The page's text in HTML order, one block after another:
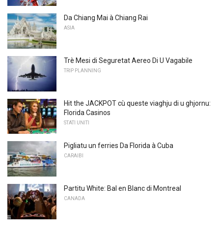
Da Chiang Mai à Chiang Rai
ASIA
Trè Mesi di Seguretat Aereo Di U Vagabile
TRIP PLANNING
Hit the JACKPOT cù queste viaghju di u ghjornu:
Florida Casinos
STATI UNITI
Pigliatu un ferries Da Florida à Cuba
CARAIBI
Partitu White: Bal en Blanc di Montreal
CANADA